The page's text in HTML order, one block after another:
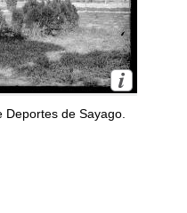
Deportes de Sayago.